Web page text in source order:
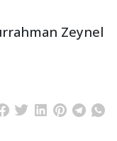
Zeynel